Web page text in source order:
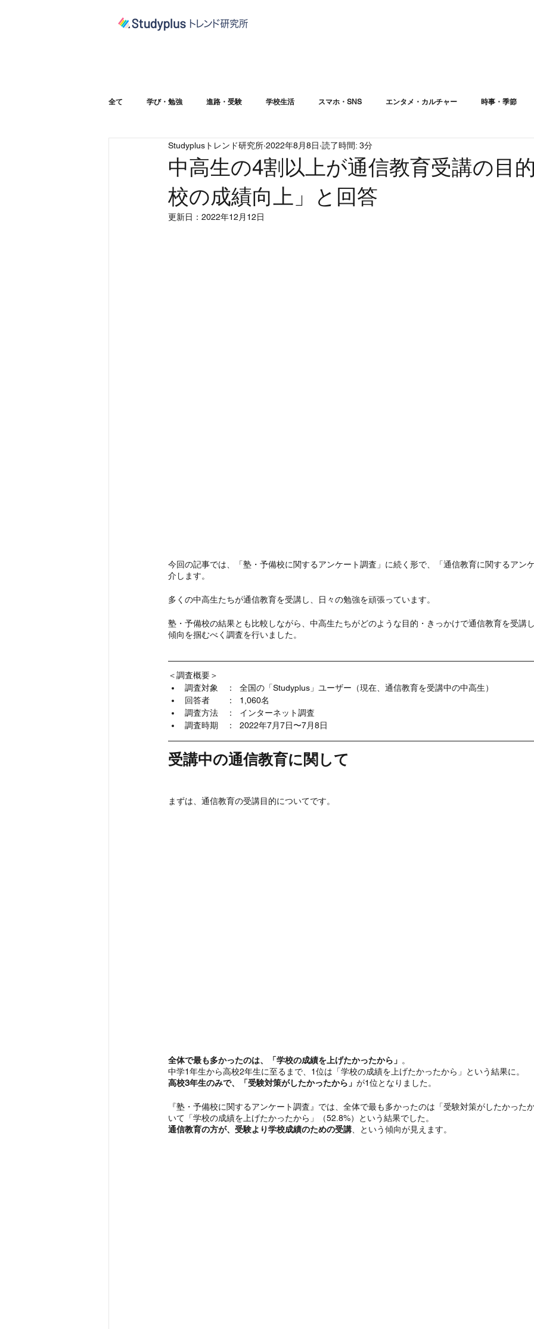
全て 学び・勉強 進路・受験 学校生活 スマホ・SNS エンタメ・カルチャー 時事・季節
中高生の4割以上が通信教育受講の目
校の成績向上」と回答
Studyplusトレンド研究所 2022年8月8日 読了時間: 3分
更新日： 2022年12月12日
今回の記事では、「塾・予備校に関するアンケート調査」に続く形で、「通信教育に関するアン
介します。
多くの中高生たちが通信教育を受講し、日々の勉強を頑張っています。
塾・予備校の結果とも比較しながら、中高生たちがどのような目的・きっかけで通信教育を受講
傾向を掴むべく調査を行いました。
＜調査概要＞
調査対象　：  全国の「Studyplus」ユーザー（現在、通信教育を受講中の中高生）
回答者　　：  1,060名
調査方法　：  インターネット調査
調査時期　：  2022年7月7日〜7月8日
受講中の通信教育に関して
まずは、通信教育の受講目的についてです。
全体で最も多かったのは、「学校の成績を上げたかったから」 。
中学1年生から高校2年生に至るまで、1位は「学校の成績を上げたかったから」という結果に。
高校3年生のみで、「受験対策がしたかったから」 が1位となりました。
『塾・予備校に関するアンケート調査』では、全体で最も多かったのは「受験対策がしたかった
いて「学校の成績を上げたかったから」（52.8%）という結果でした。
通信教育の方が、受験より学校成績のための受講 、という傾向が見えます。